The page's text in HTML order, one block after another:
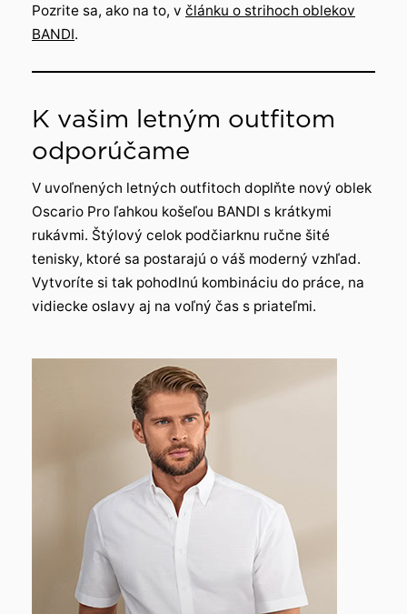
Pozrite sa, ako na to, v článku o strihoch oblekov
BANDI.
K vašim letným outfitom
odporúčame
V uvoľnených letných outfitoch doplňte nový oblek
Oscario Pro ľahkou košeľou BANDI s krátkymi
rukávmi. Štýlový celok podčiarknu ručne šité
tenisky, ktoré sa postarajú o váš moderný vzhľad.
Vytvoríte si tak pohodlnú kombináciu do práce, na
vidiecke oslavy aj na voľný čas s priateľmi.